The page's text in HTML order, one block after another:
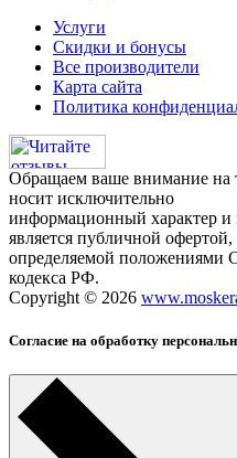
Услуги
Скидки и бонусы
Все производители
Карта сайта
Политика
Обращаем ваше внимание на
носит исключительно
информационный характер и
является публичной офертой,
определяемой положениями
кодекса РФ.
Copyright © 2026
Согласие на обработку